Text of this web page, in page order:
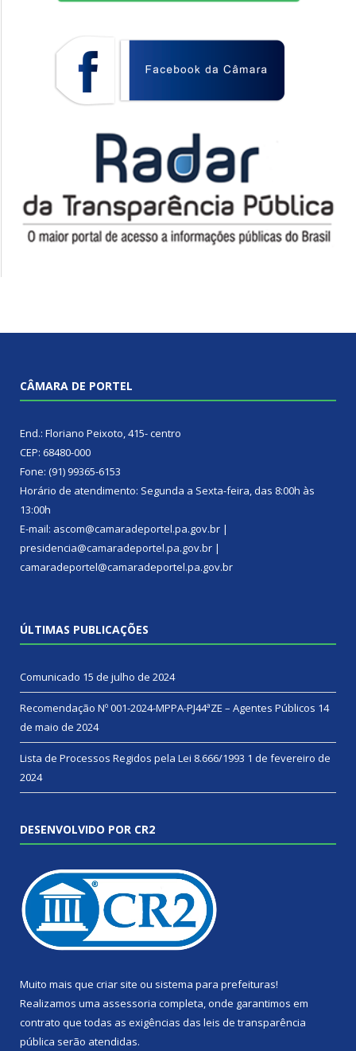
CÂMARA DE PORTEL
End.: Floriano Peixoto, 415- centro
CEP: 68480-000
Fone: (91) 99365-6153
Horário de atendimento: Segunda a Sexta-feira, das 8:00h às
13:00h
E-mail: ascom@camaradeportel.pa.gov.br |
presidencia@camaradeportel.pa.gov.br |
camaradeportel@camaradeportel.pa.gov.br
ÚLTIMAS PUBLICAÇÕES
Comunicado 15 de julho de 2024
Recomendação Nº 001-2024-MPPA-PJ44ªZE – Agentes Públicos 14
de maio de 2024
Lista de Processos Regidos pela Lei 8.666/1993 1 de fevereiro de
2024
DESENVOLVIDO POR CR2
Muito mais que criar site ou sistema para prefeituras!
Realizamos uma assessoria completa, onde garantimos em
contrato que todas as exigências das leis de transparência
pública serão atendidas.